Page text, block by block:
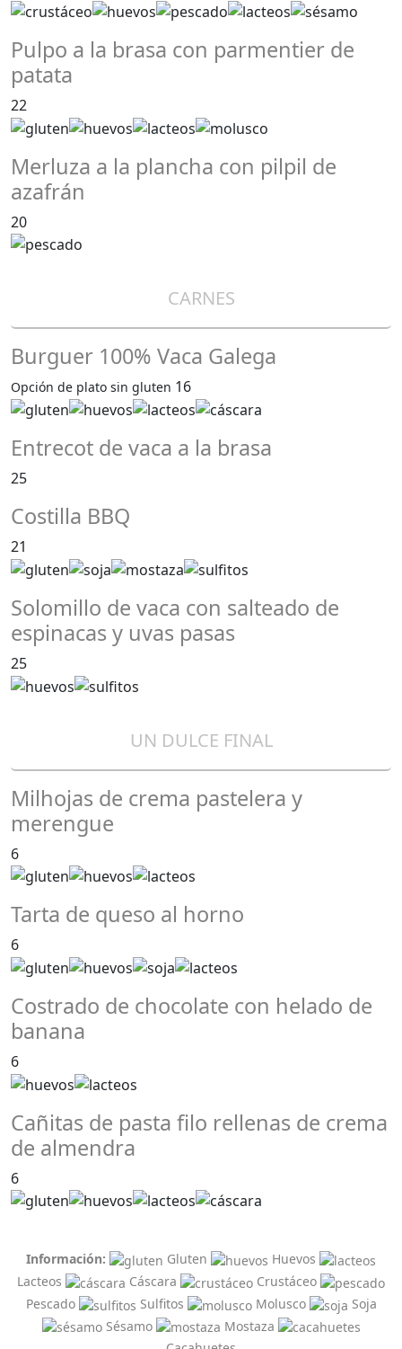
Pulpo a la brasa con parmentier de
patata
22
Merluza a la plancha con pilpil de
azafrán
20
CARNES
Burguer 100% Vaca Galega
Opción de plato sin gluten 16
Entrecot de vaca a la brasa
25
Costilla BBQ
21
Solomillo de vaca con salteado de
espinacas y uvas pasas
25
UN DULCE FINAL
Milhojas de crema pastelera y
merengue
6
Tarta de queso al horno
6
Costrado de chocolate con helado de
banana
6
Cañitas de pasta filo rellenas de crema
de almendra
6
Información: Gluten
Huevos
Lacteos
Cáscara
Crustáceo
Pescado
Sulfitos Molusco
Soja
Sésamo
Mostaza